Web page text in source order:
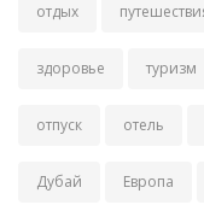
отдых
здоровье туризм
отпуск отель
Дубай Европа